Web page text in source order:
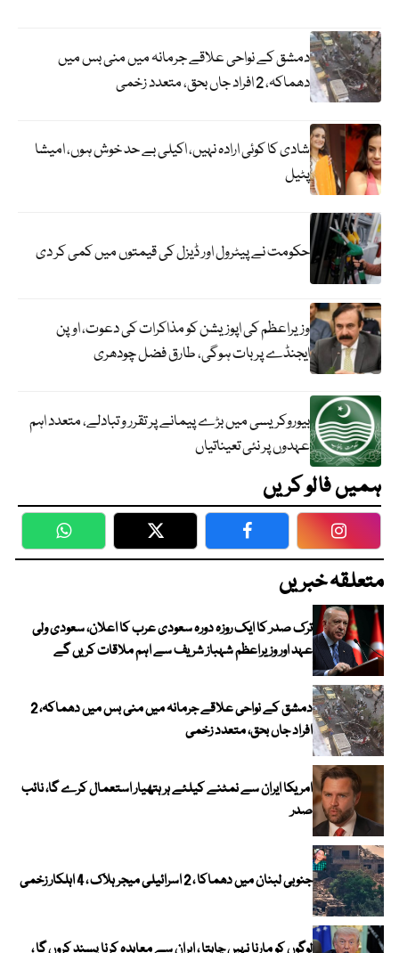
دمشق کے نواحی علاقے جرمانہ میں منی بس میں
دھماکہ، 2 افراد جاں بحق، متعدد زخمی
شادی کا کوئی ارادہ نہیں، اکیلی بے حد خوش ہوں، امیشا
پٹیل
حکومت نے پیٹرول اور ڈیزل کی قیمتوں میں کمی کر دی
وزیراعظم کی اپوزیشن کو مذاکرات کی دعوت، اوپن
ایجنڈے پر بات ہوگی، طارق فضل چودھری
بیوروکریسی میں بڑے پیمانے پر تقرر و تبادلے، متعدد اہم
عہدوں پر نئی تعیناتیاں
ہمیں فالو کریں
WhatsApp Twitter Facebook
متعلقہ خبریں
ترک صدر کا ایک روزہ دورہ سعودی عرب کا اعلان، سعودی ولی
عہد اور وزیراعظم شہباز شریف سے اہم ملاقات کریں گے
دمشق کے نواحی علاقے جرمانہ میں منی بس میں دھماکہ، 2
افراد جاں بحق، متعدد زخمی
امریکا ایران سے نمٹنے کیلئے ہر ہتھیار استعمال کرے گا، نائب
صدر
جنوبی لبنان میں دھماکا ، 2 اسرائیلی میجر ہلاک ، 4 اہلکار زخمی